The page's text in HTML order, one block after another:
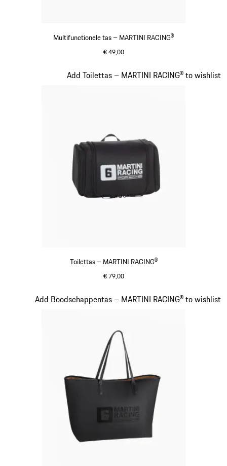
Multifunctionele tas – MARTINI RACING®
€ 49,00
Toilettas – MARTINI RACING®
€ 79,00
Add Toilettas – MARTINI RACING® to wishlist
Add Boodschappentas – MARTINI RACING® to wishlist
Dia 18 van 20